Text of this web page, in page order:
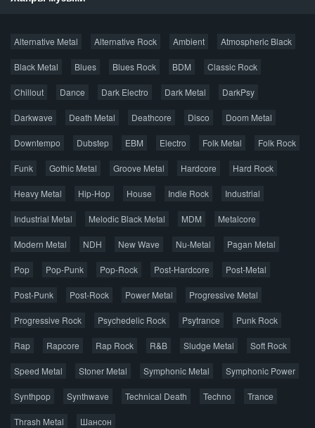
Alternative Metal Alternative Rock Ambient Atmospheric Black
Black Metal Blues Blues Rock BDM Classic Rock
Chillout Dance Dark Electro Dark Metal DarkPsy
Darkwave Death Metal Deathcore Disco Doom Metal
Downtempo Dubstep EBM Electro Folk Metal Folk Rock
Funk Gothic Metal Groove Metal Hardcore Hard Rock
Heavy Metal Hip-Hop House Indie Rock Industrial
Industrial Metal Melodic Black Metal MDM Metalcore
Modern Metal NDH New Wave Nu-Metal Pagan Metal
Pop Pop-Punk Pop-Rock Post-Hardcore Post-Metal
Post-Punk Post-Rock Power Metal Progressive Metal
Progressive Rock Psychedelic Rock Psytrance Punk Rock
Rap Rapcore Rap Rock R&B Sludge Metal Soft Rock
Speed Metal Stoner Metal Symphonic Metal Symphonic Power
Synthpop Synthwave Technical Death Techno Trance
Thrash Metal Шансон
Новые раздачи
Популярное за сутки
Главная Поиск по сайту
Карта сайта
Джаз
Метал Поп Рэп Рок Шансон
Весь материал выложен для ознакомления, после
лицензионную копию.